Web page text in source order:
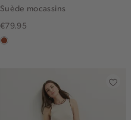
Suède mocassins
€79.95
bruin